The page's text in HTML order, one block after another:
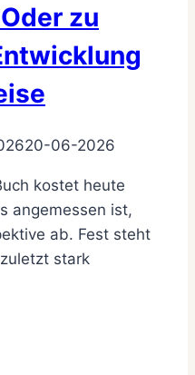
zu
20-06-2026
kostet heute
angemessen ist,
ab. Fest steht
stark